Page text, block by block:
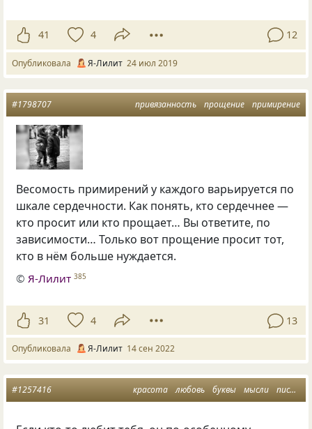
41 4 12
Опубликовала Я-Лилит 24 июл 2019
привязанность прощение примирение
#1798707
Весомость примирений у каждого варьируется по
шкале сердечности. Как понять, кто сердечнее —
кто просит или кто прощает… Вы ответите, по
зависимости… Только вот прощение просит тот,
кто в нём больше нуждается.
©Я-Лилит 385
31 4 13
Опубликовала Я-Лилит 14 сен 2022
красота любовь буквы мысли писатель
#1257416